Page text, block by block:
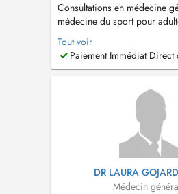
Consultations en médecine
médecine du sport pour
partir de 2 ans. Médecine
ostéopathie médicale: adulte
avec consultation préalable.
Sportmedizin Praxis für
Kinder ab 2 Jahre. M...
Tout voir
Paiement Immédiat Direct
DR LAURA GOJARD
Médecin